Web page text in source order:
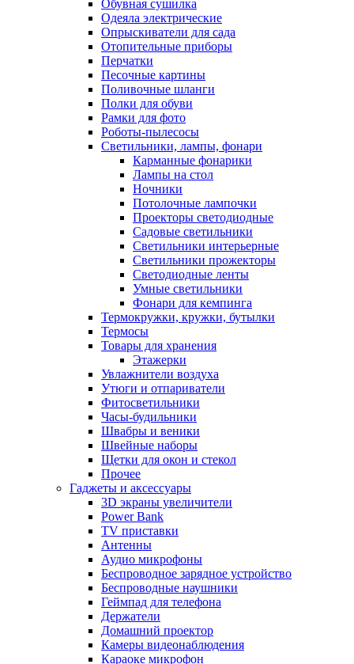
Обувная сушилка
Одеяла электрические
Опрыскиватели для сада
Отопительные приборы
Перчатки
Песочные картины
Поливочные шланги
Полки для обуви
Рамки для фото
Роботы-пылесосы
Светильники, лампы, фонари
Карманные фонарики
Лампы на стол
Ночники
Потолочные лампочки
Проекторы светодиодные
Садовые светильники
Светильники интерьерные
Светильники прожекторы
Светодиодные ленты
Умные светильники
Фонари для кемпинга
Термокружки, кружки, бутылки
Термосы
Товары для хранения
Этажерки
Увлажнители воздуха
Утюги и отпариватели
Фитосветильники
Часы-будильники
Швабры и веники
Швейные наборы
Щетки для окон и стекол
Прочее
Гаджеты и аксессуары
3D экраны увеличители
Power Bank
TV приставки
Антенны
Аудио микрофоны
Беспроводное зарядное устройство
Беспроводные наушники
Геймпад для телефона
Держатели
Домашний проектор
Камеры видеонаблюдения
Караоке микрофон